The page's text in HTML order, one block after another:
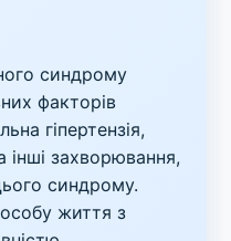
синдрому
факторів
гіпертензія,
інші захворювання,
синдрому.
життя з